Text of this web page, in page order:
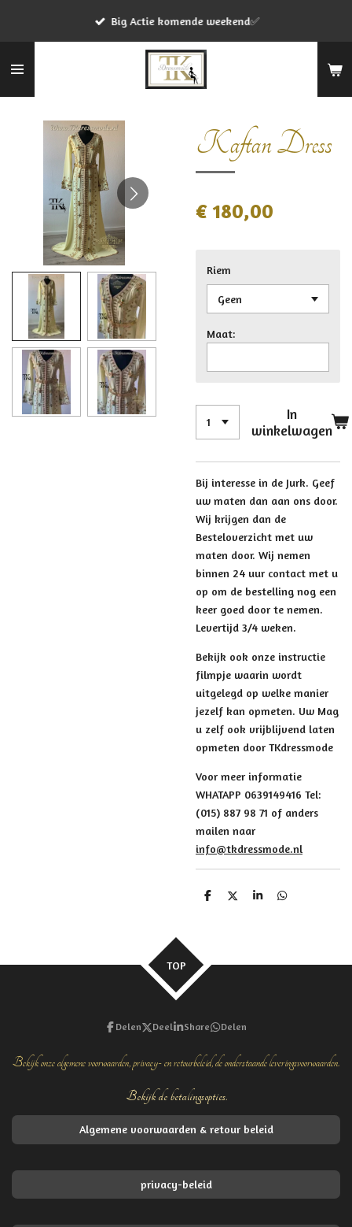
de
Big Actie komende weekend✅
Kaftan Dress
€ 180,00
Riem
Maat:
In
winkelwagen
Bij interesse in de Jurk. Geef
uw maten dan aan ons door.
Wij krijgen dan de
Besteloverzicht met uw
maten door. Wij nemen
binnen 24 uur contact met u
op om de bestelling nog een
keer goed door te nemen.
Levertijd 3/4 weken.
Bekijk ook onze instructie
filmpje waarin wordt
uitgelegd op welke manier
jezelf kan opmeten. Uw Mag
u zelf ook vrijblijvend laten
opmeten door TKdressmode
Voor meer informatie
WHATAPP 0639149416 Tel:
(015) 887 98 71 of anders
mailen naar
info@tkdressmode.nl
D
D
S
D
TOP
Delen Deel Share Delen
Bekijk onze algemene voorwaarden, privacy- en retourbeleid, de onderstaande leveringsvoorwaarden.
Bekijk de betalingsopties.
Algemene voorwaarden & retour beleid
privacy-beleid